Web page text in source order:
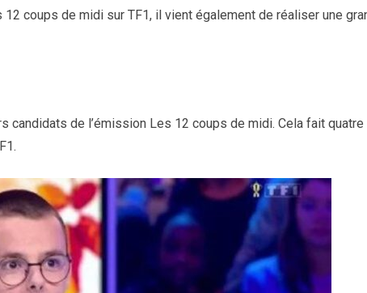
coups de midi sur TF1, il vient également de réaliser une
candidats de l’émission Les 12 coups de midi. Cela fait quatre